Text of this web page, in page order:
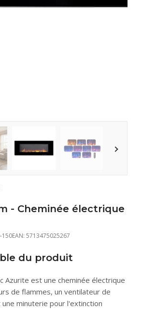
- Cheminée électrique
150EAN: 5713475025267
du produit
Azurite est une cheminée électrique
de flammes, un ventilateur de
minuterie pour l'extinction